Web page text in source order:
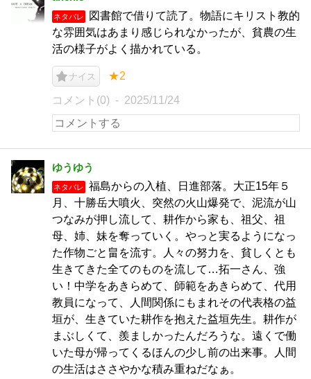
ネタバレ
図書館で借りて読了。物語にキリスト教的
な雰囲気はあまり感じられなかったが、貧農の生
活の様子がよく描かれている。
ナイス ★2
コメント(0) 2025/11/24
ゆうゆう
ネタバレ
福島からの入植、日進部落。大正15年５
月、十勝岳大噴火、突然の火山爆発で、泥流が山
つなみが押し流して、耕作から家も、祖父、祖
母、姉、妹を奪っていく。やっと実るようになっ
た作物ごと畠を流す。人々の努力を、貧しくとも
生きてきた全てのものを流して…拓一さん、強
い！中学をあきらめて、師範をあきらめて、代用
教員になって、人間関係にもまれその代表格の益
垣が、生きていた耕作を抱えた益垣先生。耕作が
まぶしくて、羨ましかったんだろうな。遠くで働
いた母が帰ってくるほんの少し前の出来事。人間
の生活はささやかな積み重ねだなぁ。